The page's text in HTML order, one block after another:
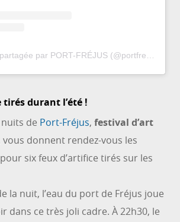
Une publication partagée par PORT-FRÉJUS (@portfrejus)
tirés durant l’été !
de Port-Fréjus, festival d’art
vous donnent rendez-vous les
six feux d’artifice tirés sur les
la nuit, l’eau du port de Fréjus joue
dans ce très joli cadre. À 22h30, le